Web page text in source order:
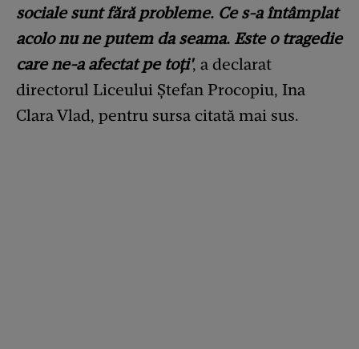
sociale sunt fără probleme. Ce s-a întâmplat
acolo nu ne putem da seama. Este o tragedie
care ne-a afectat pe toți', a declarat
directorul Liceului Ștefan Procopiu, Ina
Clara Vlad, pentru sursa citată mai sus.